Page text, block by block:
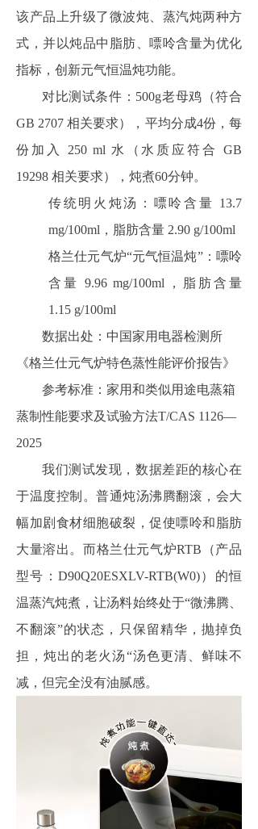
该产品上升级了微波炖、蒸汽炖两种方
式，并以炖品中脂肪、嘌呤含量为优化
指标，创新元气恒温炖功能。
对比测试条件：500g老母鸡（符合
GB 2707 相关要求），平均分成4份，每
份加入 250 ml 水（水质应符合 GB
19298 相关要求），炖煮60分钟。
传统明火炖汤：嘌呤含量 13.7
mg/100ml，脂肪含量 2.90 g/100ml
格兰仕元气炉“元气恒温炖”：嘌呤
含量 9.96 mg/100ml，脂肪含量
1.15 g/100ml
数据出处：中国家用电器检测所
《格兰仕元气炉特色蒸性能评价报告》
参考标准：家用和类似用途电蒸箱
蒸制性能要求及试验方法T/CAS 1126—
2025
我们测试发现，数据差距的核心在
于温度控制。普通炖汤沸腾翻滚，会大
幅加剧食材细胞破裂，促使嘌呤和脂肪
大量溶出。而格兰仕元气炉RTB（产品
型号：D90Q20ESXLV-RTB(W0)）的恒
温蒸汽炖煮，让汤料始终处于“微沸腾、
不翻滚”的状态，只保留精华，抛掉负
担，炖出的老火汤“汤色更清、鲜味不
减，但完全没有油腻感。